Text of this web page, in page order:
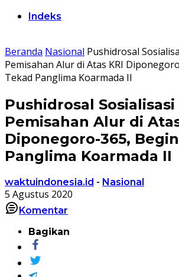
Indeks
Beranda Nasional Pushidrosal
Pemisahan Alur di Atas KRI
Tekad Panglima Koarmada II
Pushidrosal Sosialisasi
Pemisahan Alur di
Diponegoro-365,
Panglima Koarmada II
waktuindonesia.id - Nasional
5 Agustus 2020
Komentar
Bagikan